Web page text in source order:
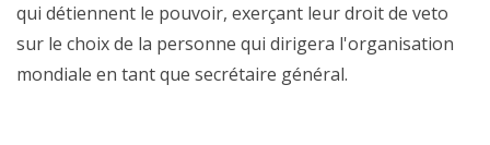
qui détiennent le pouvoir, exerçant leur droit de veto
sur le choix de la personne qui dirigera l'organisation
mondiale en tant que secrétaire général.